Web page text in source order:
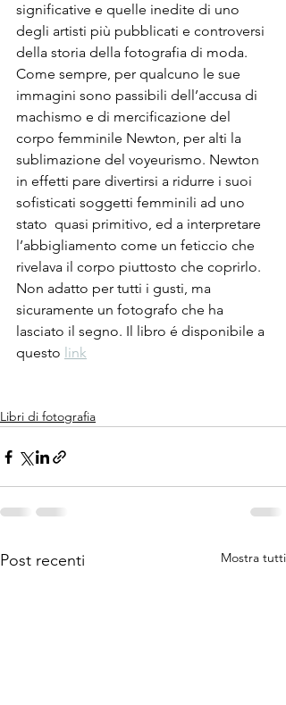
significative e quelle inedite di uno
degli artisti più pubblicati e controversi
della storia della fotografia di moda.
Come sempre, per qualcuno le sue
immagini sono passibili dell’accusa di
machismo e di mercificazione del
corpo femminile Newton, per alti la
sublimazione del voyeurismo. Newton
in effetti pare divertirsi a ridurre i suoi
sofisticati soggetti femminili ad uno
stato  quasi primitivo, ed a interpretare
l’abbigliamento come un feticcio che
rivelava il corpo piuttosto che coprirlo.
Non adatto per tutti i gusti, ma
sicuramente un fotografo che ha
lasciato il segno. Il libro é disponibile a
questo link
Libri di fotografia
Post recenti Mostra tutti